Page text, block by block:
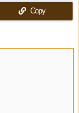
Copy